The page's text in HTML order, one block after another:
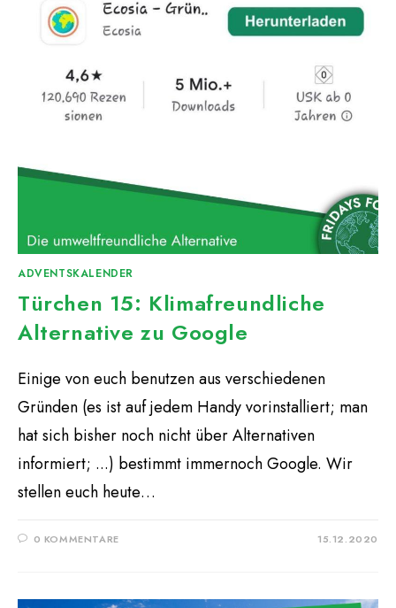
ADVENTSKALENDER
Türchen 15: Klimafreundliche
Alternative zu Google
Einige von euch benutzen aus verschiedenen
Gründen (es ist auf jedem Handy vorinstalliert; man
hat sich bisher noch nicht über Alternativen
informiert; ...) bestimmt immernoch Google. Wir
stellen euch heute…
0 KOMMENTARE 15.12.2020